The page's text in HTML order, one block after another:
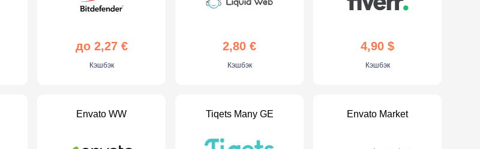
до 2,27 €
Кэшбэк
2,80 €
Кэшбэк
4,90 $
Кэшбэк
Envato WW Tiqets Many GE Envato Market